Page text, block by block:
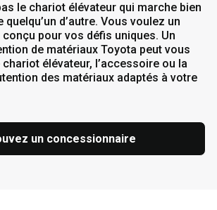
le chariot élévateur qui marche bien
d’autre. Vous voulez un
pour vos défis uniques. Un
de matériaux Toyota peut vous
élévateur, l’accessoire ou la
des matériaux adaptés à votre
un concessionnaire